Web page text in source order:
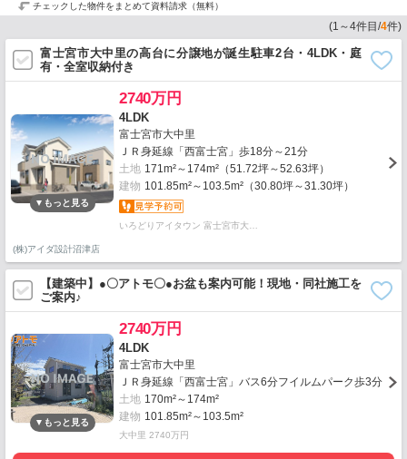
チェックした物件をまとめて資料請求（無料）
(1 ～4件目/4件)
富士宮市大中里の高台に分譲地が誕生駐車2台・4LDK・庭
有・全室収納付き
2740万円
4LDK
富士宮市大中里
ＪＲ身延線「西富士宮」歩18分～21分
土地 171m²～174m²（51.72坪～52.63坪）
建物 101.85m²～103.5m²（30.80坪～31.30坪）
いろどりアイタウン 富士宮市大…
(株)アイダ設計沼津店
【建築中】●〇アトモ〇●お盆も案内可能！現地・同社施工を
ご案内♪
2740万円
4LDK
富士宮市大中里
ＪＲ身延線「西富士宮」バス6分フイルムパーク歩3分
土地 170m²～174m²
建物 101.85m²～103.5m²
大中里 2740万円